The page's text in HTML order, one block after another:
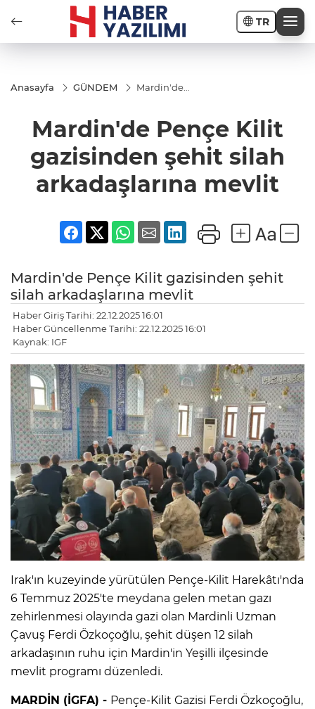
TR
Anasayfa GÜNDEM
Mardin'de
şehit silah
arkadaşlarına
Mardin'de Pençe Kilit
gazisinden şehit silah
arkadaşlarına mevlit
Mardin'de Pençe Kilit gazisinden şehit
silah arkadaşlarına mevlit
Haber Giriş Tarihi: 22.12.2025 16:01
Haber Güncellenme Tarihi: 22.12.2025 16:01
Kaynak: IGF
Irak'ın kuzeyinde yürütülen Pençe-Kilit Harekâtı'nda
6 Temmuz 2025'te meydana gelen metan gazı
zehirlenmesi olayında gazi olan Mardinli Uzman
Çavuş Ferdi Özkoçoğlu, şehit düşen 12 silah
arkadaşının ruhu için Mardin'in Yeşilli ilçesinde
mevlit programı düzenledi.
MARDİN (İGFA) - Pençe-Kilit Gazisi Ferdi Özkoçoğlu,